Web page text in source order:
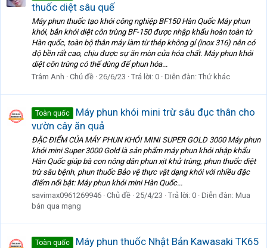
thuốc diệt sâu quế
Máy phun thuốc tạo khói công nghiệp BF150 Hàn Quốc Máy phun
khói, bắn khói diệt côn trùng BF-150 được nhập khẩu hoàn toàn từ
Hàn quốc, toàn bộ thân máy làm từ thép không gỉ (inox 316) nên có
độ bền rất cao, chịu được sự ăn mòn của hóa chất. Máy phun khói
diệt côn trùng có thể dùng để phun hóa...
Trâm Anh
Chủ đề 26/6/23 Trả lời: 0 Diễn đàn: Thứ khác
Toàn quốc
Máy phun khói mini trừ sâu đục thân cho
vườn cây ăn quả
ĐẶC ĐIỂM CỦA MÁY PHUN KHÓI MINI SUPER GOLD 3000 Máy phun
khói mini Super 3000 Gold là sản phẩm máy phun khói nhập khẩu
Hàn Quốc giúp bà con nông dân phun xịt khử trùng, phun thuốc diệt
trừ sâu bệnh, phun thuốc Bảo vệ thực vật dạng khói với nhiều đặc
điểm nổi bật: Máy phun khói mini Hàn Quốc...
savimax0961269946 Chủ đề 25/4/23 Trả lời: 0 Diễn đàn: Mua
bán qua mạng
Toàn quốc
Máy phun thuốc Nhật Bản Kawasaki TK65